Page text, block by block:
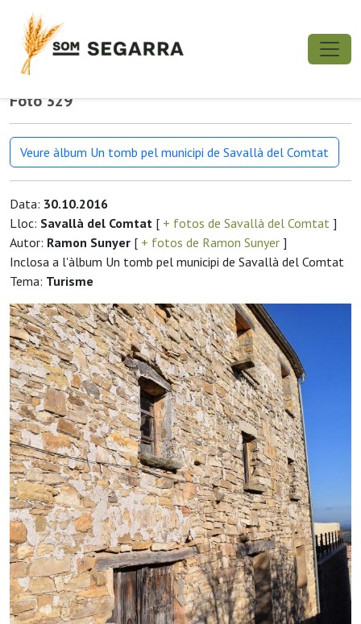
Foto 329
Veure àlbum Un tomb pel municipi de Savallà del Comtat
Data: 30.10.2016
Lloc: Savallà del Comtat [ + fotos de Savallà del Comtat ]
Autor: Ramon Sunyer [ + fotos de Ramon Sunyer ]
Inclosa a l'àlbum Un tomb pel municipi de Savallà del Comtat
Tema: Turisme